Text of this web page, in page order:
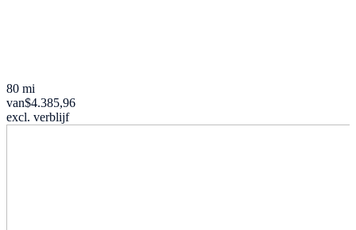
80 mi
van$4.385,96
excl. verblijf